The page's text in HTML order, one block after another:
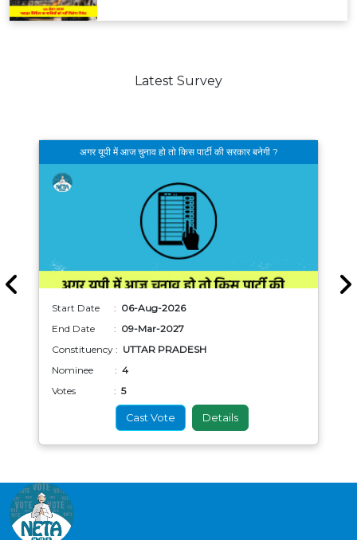
Latest Survey
अगर यूपी में आज चुनाव हो तो किस पार्टी की सरकार बनेगी ?
Start Date : 06-Aug-2026
End Date : 09-Mar-2027
Constituency : UTTAR PRADESH
Nominee : 4
Votes : 5
Cast Vote Details